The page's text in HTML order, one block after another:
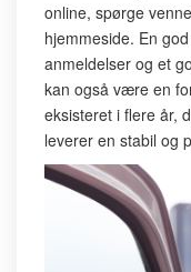
online, spørge
hjemmeside. En
anmeldelser og et
kan også være en
eksisteret i flere år,
leverer en stabil og